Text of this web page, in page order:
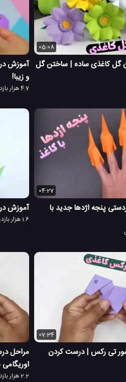
05:08
گل کاغذی ساده | ساختن گل آموزش
و زیبا!
4.7 هزار بازدید
04:27
پنجه اژدها جدید با
آموزش
1.6 هزار بازدید
07:34
تی رکس | درست کردن
مراحل
2.2 هزار بازدید